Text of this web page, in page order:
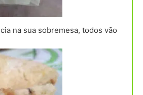
na sua sobremesa, todos vão